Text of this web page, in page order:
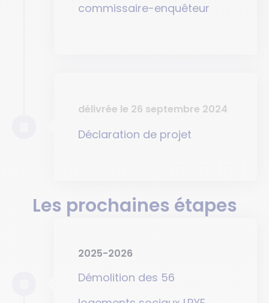
commissaire-enquêteur
délivrée le 26 septembre 2024
Déclaration de projet
Les prochaines étapes
2025-2026
Démolition des 56